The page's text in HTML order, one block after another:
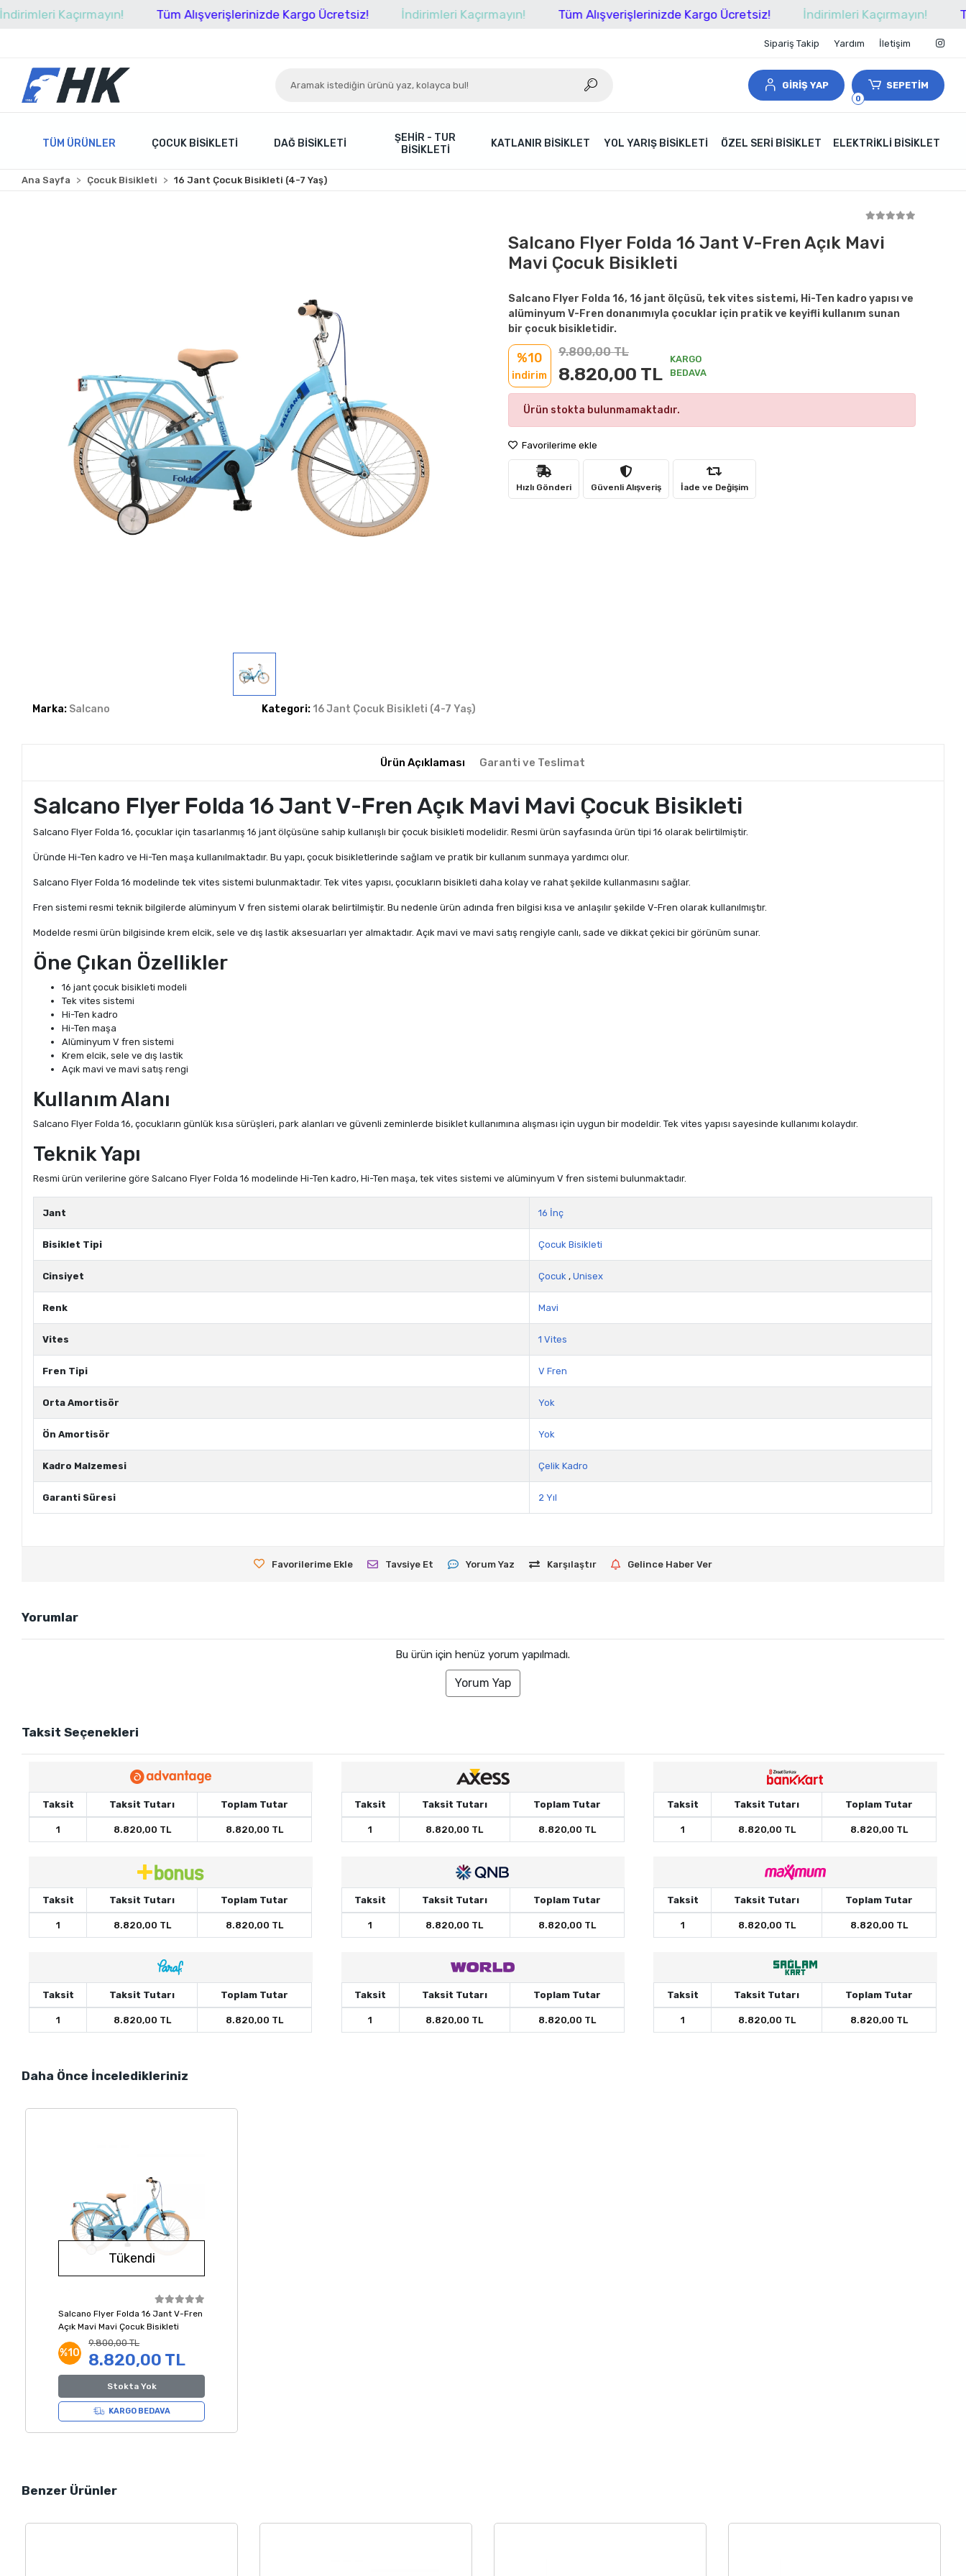
Kaçırmayın! Tüm Alışverişlerinizde Kargo Ücretsiz! İndirimleri Kaçırmayın! Tüm Alışverişlerinizde Kargo Ücretsiz! İndirimleri Kaçırmayın! Tüm
Sipariş Takip Yardım İletişim
GİRİŞ YAP
0
SEPETİM
TÜM ÜRÜNLER ÇOCUK BISIKLETI DAĞ BISIKLETI
ŞEHIR - TUR
BISIKLETI
KATLANIR BISIKLET YOL YARIŞ BISIKLETI ÖZEL SERI BISIKLET ELEKTRIKLI BISIKLET
Ana Sayfa Çocuk Bisikleti 16 Jant Çocuk Bisikleti (4-7 Yaş)
Marka: Salcano Kategori: 16 Jant Çocuk Bisikleti (4-7 Yaş)
Salcano Flyer Folda 16 Jant V-Fren Açık Mavi
Mavi Çocuk Bisikleti
Salcano Flyer Folda 16, 16 jant ölçüsü, tek vites sistemi, Hi-Ten kadro yapısı ve
alüminyum V-Fren donanımıyla çocuklar için pratik ve keyifli kullanım sunan
bir çocuk bisikletidir.
%10
indirim
9.800,00 TL
8.820,00 TL
KARGO
BEDAVA
Ürün stokta bulunmamaktadır.
Favorilerime ekle
Hızlı Gönderi Güvenli Alışveriş İade ve Değişim
Ürün Açıklaması Garanti ve Teslimat
Salcano Flyer Folda 16 Jant V-Fren Açık Mavi Mavi Çocuk Bisikleti
Salcano Flyer Folda 16, çocuklar için tasarlanmış 16 jant ölçüsüne sahip kullanışlı bir çocuk bisikleti modelidir. Resmi ürün sayfasında ürün tipi 16 olarak belirtilmiştir.
Üründe Hi-Ten kadro ve Hi-Ten maşa kullanılmaktadır. Bu yapı, çocuk bisikletlerinde sağlam ve pratik bir kullanım sunmaya yardımcı olur.
Salcano Flyer Folda 16 modelinde tek vites sistemi bulunmaktadır. Tek vites yapısı, çocukların bisikleti daha kolay ve rahat şekilde kullanmasını sağlar.
Fren sistemi resmi teknik bilgilerde alüminyum V fren sistemi olarak belirtilmiştir. Bu nedenle ürün adında fren bilgisi kısa ve anlaşılır şekilde V-Fren olarak kullanılmıştır.
Modelde resmi ürün bilgisinde krem elcik, sele ve dış lastik aksesuarları yer almaktadır. Açık mavi ve mavi satış rengiyle canlı, sade ve dikkat çekici bir görünüm sunar.
Öne Çıkan Özellikler
16 jant çocuk bisikleti modeli
Tek vites sistemi
Hi-Ten kadro
Hi-Ten maşa
Alüminyum V fren sistemi
Krem elcik, sele ve dış lastik
Açık mavi ve mavi satış rengi
Kullanım Alanı
Salcano Flyer Folda 16, çocukların günlük kısa sürüşleri, park alanları ve güvenli zeminlerde bisiklet kullanımına alışması için uygun bir modeldir. Tek vites yapısı sayesinde kullanımı kolaydır.
Teknik Yapı
Resmi ürün verilerine göre Salcano Flyer Folda 16 modelinde Hi-Ten kadro, Hi-Ten maşa, tek vites sistemi ve alüminyum V fren sistemi bulunmaktadır.
Jant 16 İnç
Bisiklet Tipi Çocuk Bisikleti
Cinsiyet Çocuk ,Unisex
Renk Mavi
Vites 1 Vites
Fren Tipi V Fren
Orta Amortisör Yok
Ön Amortisör Yok
Kadro Malzemesi Çelik Kadro
Garanti Süresi 2 Yıl
Favorilerime Ekle Tavsiye Et Yorum Yaz Karşılaştır Gelince Haber Ver
Yorumlar
Bu ürün için henüz yorum yapılmadı.
Yorum Yap
Taksit Seçenekleri
Taksit Taksit Tutarı Toplam Tutar
1 8.820,00 TL 8.820,00 TL
Taksit Taksit Tutarı Toplam Tutar
1 8.820,00 TL 8.820,00 TL
Taksit Taksit Tutarı Toplam Tutar
1 8.820,00 TL 8.820,00 TL
Taksit Taksit Tutarı Toplam Tutar
1 8.820,00 TL 8.820,00 TL
Taksit Taksit Tutarı Toplam Tutar
1 8.820,00 TL 8.820,00 TL
Taksit Taksit Tutarı Toplam Tutar
1 8.820,00 TL 8.820,00 TL
Taksit Taksit Tutarı Toplam Tutar
1 8.820,00 TL 8.820,00 TL
Taksit Taksit Tutarı Toplam Tutar
1 8.820,00 TL 8.820,00 TL
Taksit Taksit Tutarı Toplam Tutar
1 8.820,00 TL 8.820,00 TL
Daha Önce İnceledikleriniz
Tükendi
Salcano Flyer Folda 16 Jant V-Fren
Açık Mavi Mavi Çocuk Bisikleti
%10
9.800,00 TL
8.820,00 TL
Stokta Yok
KARGO BEDAVA
Benzer Ürünler